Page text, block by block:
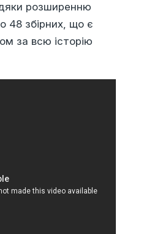
розширенню
48 збірних, що є
за всю історію